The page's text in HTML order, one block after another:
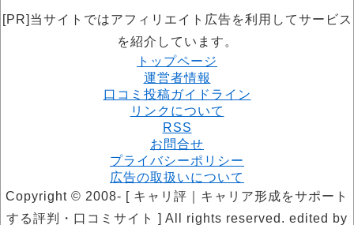
[PR]当サイトではアフィリエイト広告を利用してサービス
を紹介しています。
トップページ
運営者情報
口コミ投稿ガイドライン
リンクについて
RSS
お問合せ
プライバシーポリシー
広告の取扱いについて
Copyright © 2008- [ キャリ評｜キャリア形成をサポート
する評判・口コミサイト ] All rights reserved. edited by